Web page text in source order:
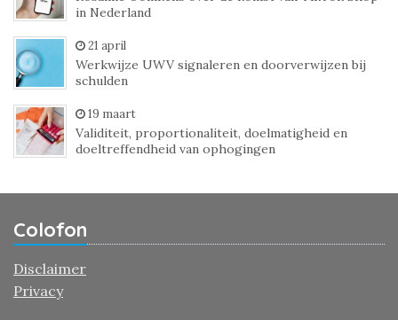
in Nederland
21 april
Werkwijze UWV signaleren en doorverwijzen bij
schulden
19 maart
Validiteit, proportionaliteit, doelmatigheid en
doeltreffendheid van ophogingen
Colofon
Disclaimer
Privacy